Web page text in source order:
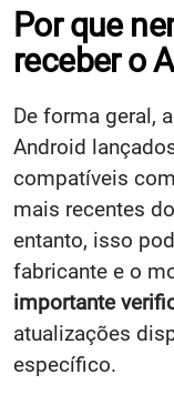
Por que
receber o
De forma geral,
Android
compatíveis
mais recentes
entanto, isso
fabricante e o
importante
atualizações
específico.